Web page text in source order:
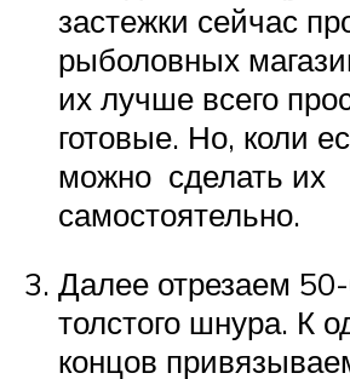
застежки сейчас
рыболовных
их лучше всего
готовые. Но, коли
можно сделать их
самостоятельно.
Далее отрезаем
толстого шнура. К
концов